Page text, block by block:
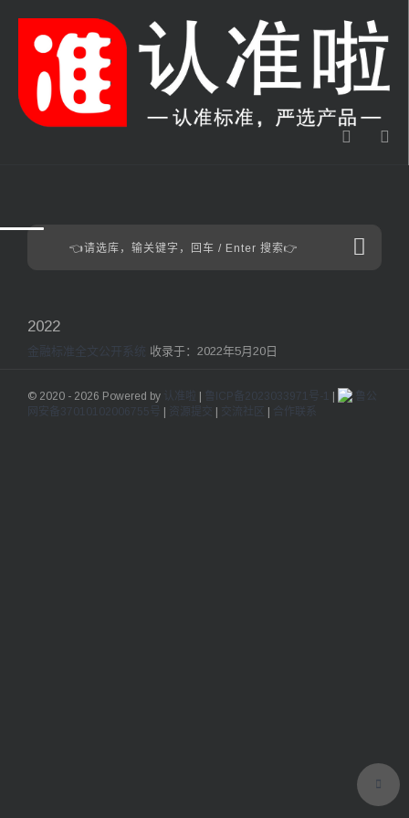
2022
金融标准全文公开系统 收录于：2022年5月20日
© 2020 - 2026 Powered by | 鲁ICP备2023033971号-1 |
鲁公
网安备37010102006755号
| 资源提交 | 交流社区 | 合作联系